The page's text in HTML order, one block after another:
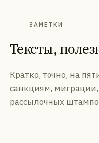
ЗАМЕТКИ
Тексты,
Кратко, точно, на
санкциям, миграции,
рассылочных